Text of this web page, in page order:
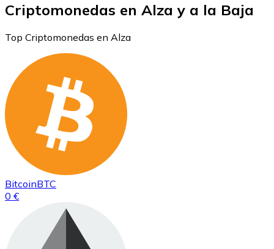
Criptomonedas en Alza y a la Baja
Top Criptomonedas en Alza
BitcoinBTC
0 €